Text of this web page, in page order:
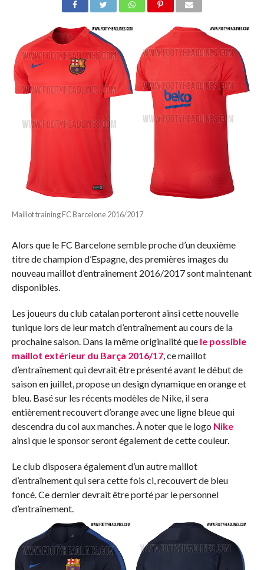
Maillot training FC Barcelone 2016/2017
Alors que le FC Barcelone semble proche d’un deuxième
titre de champion d’Espagne, des premières images du
nouveau maillot d’entraînement 2016/2017 sont maintenant
disponibles.
Les joueurs du club catalan porteront ainsi cette nouvelle
tunique lors de leur match d’entraînement au cours de la
prochaine saison. Dans la même originalité que le possible
maillot extérieur du Barça 2016/17, ce maillot
d’entraînement qui devrait être présenté avant le début de
saison en juillet, propose un design dynamique en orange et
bleu. Basé sur les récents modèles de Nike, il sera
entièrement recouvert d’orange avec une ligne bleue qui
descendra du col aux manches. À noter que le logo Nike
ainsi que le sponsor seront également de cette couleur.
Le club disposera également d’un autre maillot
d’entraînement qui sera cette fois ci, recouvert de bleu
foncé. Ce dernier devrait être porté par le personnel
d’entraînement.